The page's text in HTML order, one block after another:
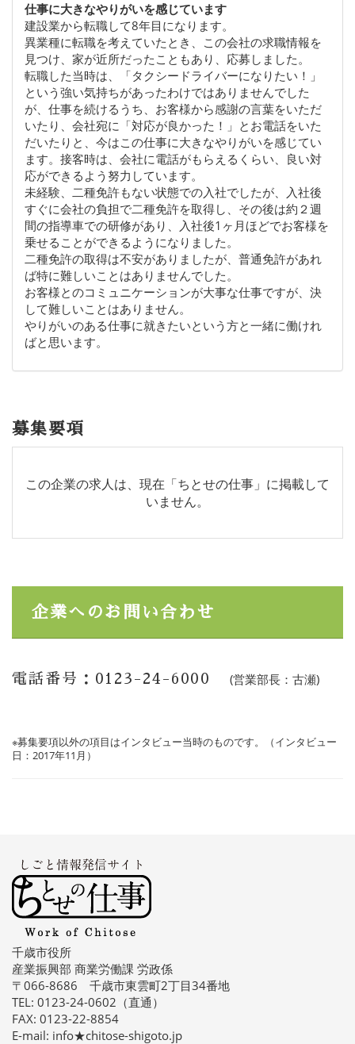
仕事に大きなやりがいを感じています
建設業から転職して8年目になります。
異業種に転職を考えていたとき、この会社の求職情報を
見つけ、家が近所だったこともあり、応募しました。
転職した当時は、「タクシードライバーになりたい！」
という強い気持ちがあったわけではありませんでした
が、仕事を続けるうち、お客様から感謝の言葉をいただ
いたり、会社宛に「対応が良かった！」とお電話をいた
だいたりと、今はこの仕事に大きなやりがいを感じてい
ます。接客時は、会社に電話がもらえるくらい、良い対
応ができるよう努力しています。
未経験、二種免許もない状態での入社でしたが、入社後
すぐに会社の負担で二種免許を取得し、その後は約２週
間の指導車での研修があり、入社後1ヶ月ほどでお客様を
乗せることができるようになりました。
二種免許の取得は不安がありましたが、普通免許があれ
ば特に難しいことはありませんでした。
お客様とのコミュニケーションが大事な仕事ですが、決
して難しいことはありません。
やりがいのある仕事に就きたいという方と一緒に働けれ
ばと思います。
募集要項
この企業の求人は、現在「ちとせの仕事」に掲載して
いません。
企業へのお問い合わせ
電話番号：0123-24-6000 (営業部長：古瀬)
※募集要項以外の項目はインタビュー当時のものです。（インタビュー
日：2017年11月）
千歳市役所
産業振興部 商業労働課 労政係
〒066-8686 千歳市東雲町2丁目34番地
TEL: 0123-24-0602（直通）
FAX: 0123-22-8854
E-mail: info★chitose-shigoto.jp